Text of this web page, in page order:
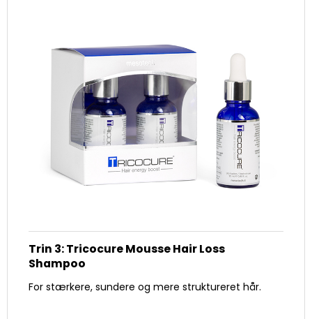
Trin 3: Tricocure Mousse Hair Loss
Shampoo
For stærkere, sundere og mere struktureret hår.